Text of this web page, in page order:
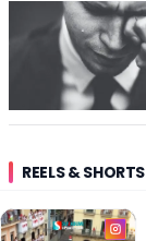
REELS & SHORTS